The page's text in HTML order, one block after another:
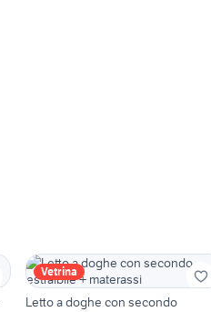
Vetrina
Letto a doghe con secondo